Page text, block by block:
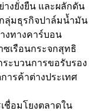
างยั่งยืน และผลักดัน
กลุ่มธุรกิจปาล์มน้ำมัน
งทางคาร์บอน
ซเรือนกระจกสุทธิ
ระบวนการขอรับรอง
ารค้าต่างประเทศ
ชื่อมโยงตลาดใน